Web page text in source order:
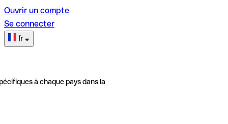
Ouvrir un compte
Se connecter
fr
à chaque pays dans la